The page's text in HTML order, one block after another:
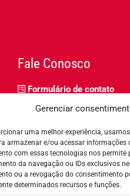
Gerenciar
uma melhor experiência,
armazenar e/ou acessar informações
com essas tecnologias nos permite
da navegação ou IDs exclusivos
ou a revogação do consentimento
determinados recursos e funções.
Fale Conosco
Formulário de contato
Relatório de igualdade
Horário de